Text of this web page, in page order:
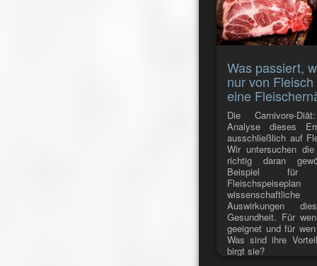
Was passiert,
nur von
eine
Die Carnivore-
Analyse dieses
ausschließlich auf
Wir untersuchen
richtig daran
Beispiel für
Auswirkungen
Gesundheit. Für
geeignet und für
Was sind ihre
birgt sie?